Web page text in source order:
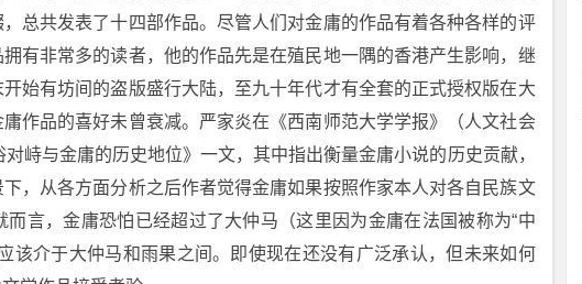
总共发表了十四部作品。尽管人们对金庸的作品有着各种各样的评
有非常多的读者，他的作品先是在殖民地一隅的香港产生影响，继
始有坊间的盗版盛行大陆，至九十年代才有全套的正式授权版在大
作品的喜好未曾衰减。严家炎在《西南师范大学学报》（人文社会
峙与金庸的历史地位》一文，其中指出衡量金庸小说的历史贡献，
，从各方面分析之后作者觉得金庸如果按照作家本人对各自民族文
言，金庸恐怕已经超过了大仲马（这里因为金庸在法国被称为“中
该介于大仲马和雨果之间。即使现在还没有广泛承认，但未来如何